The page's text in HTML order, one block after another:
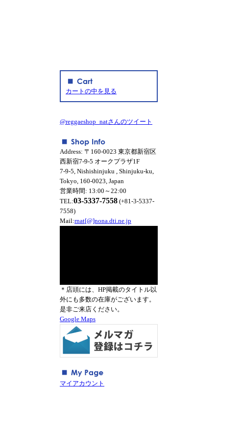
カートの中を見る
@reggaeshop_natさんのツイート
Address: 〒160-0023 東京都新宿区
西新宿7-9-5 オークプラザ1F
7-9-5, Nishishinjuku , Shinjuku-ku,
Tokyo, 160-0023, Japan
営業時間: 13:00～22:00
TEL:03-5337-7558 (+81-3-5337-
7558)
Mail:rnat[@]nona.dti.ne.jp
＊店頭には、HP掲載のタイトル以
外にも多数の在庫がございます。
是非ご来店ください。
Google Maps
マイアカウント